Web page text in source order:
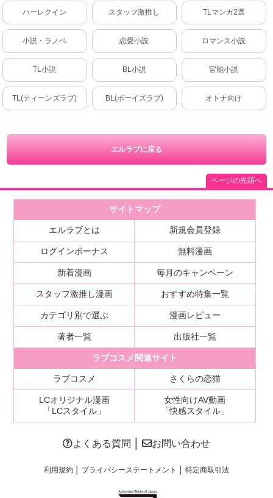
ハーレクイン スタッフ激推し TLマンガ2選
小説・ラノベ 恋愛小説 ロマンス小説
TL小説 BL小説 官能小説
TL(ティーンズラブ) BL(ボーイズラブ) オトナ向け
エルラブに戻る
ページの先頭へ
サイトマップ
エルラブとは 新規会員登録
ログインボーナス 無料漫画
新着漫画 毎月のキャンペーン
スタッフ激推し漫画 おすすめ特集一覧
カテゴリ別で選ぶ 漫画レビュー
著者一覧 出版社一覧
ラブコスメ関連サイト
ラブコスメ さくらの恋猫
LCオリジナル漫画
「LCスタイル」
女性向けAV動画
「快感スタイル」
よくある質問 お問い合わせ
利用規約│ プライバシーステートメント 特定商取引法